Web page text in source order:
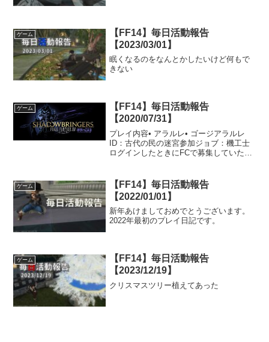
ゲーム
【FF14】毎日活動報告
【2023/03/01】
眠くなるのをなんとかしたいけど何もで
きない
ゲーム
【FF14】毎日活動報告
【2020/07/31】
プレイ内容• アラルレ• ゴージアラルレ
ID：古代の民の迷宮参加ジョブ：機工士
ログインしたときにFCで募集していたの
ていましたが、普通に行く分には問題な
くクリアできま...
ゲーム
【FF14】毎日活動報告
【2022/01/01】
新年あけましておめでとうございます。
2022年最初のプレイ日記です。
ゲーム
【FF14】毎日活動報告
【2023/12/19】
クリスマスツリー植えてあった